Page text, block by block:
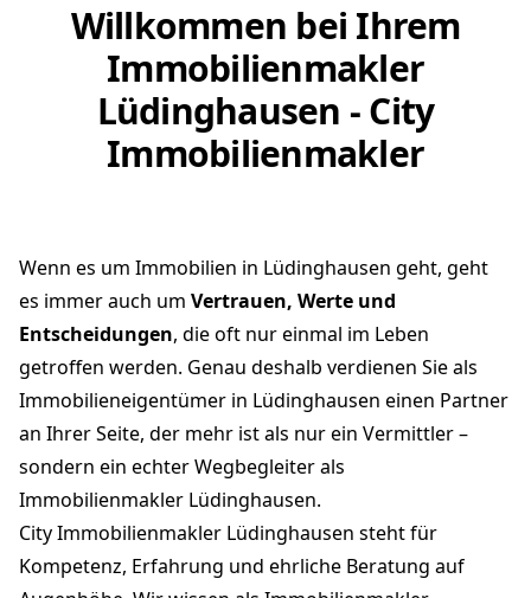
Willkommen bei Ihrem
Immobilienmakler
Lüdinghausen - City
Immobilienmakler
Wenn es um Immobilien in Lüdinghausen geht, geht
es immer auch um Vertrauen, Werte und
Entscheidungen, die oft nur einmal im Leben
getroffen werden. Genau deshalb verdienen Sie als
Immobilieneigentümer in Lüdinghausen einen Partner
an Ihrer Seite, der mehr ist als nur ein Vermittler –
sondern ein echter Wegbegleiter als
Immobilienmakler Lüdinghausen.
City Immobilienmakler Lüdinghausen steht für
Kompetenz, Erfahrung und ehrliche Beratung auf